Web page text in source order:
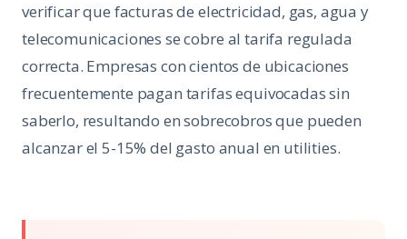
verificar que facturas de electricidad, gas, agua y
telecomunicaciones se cobre al tarifa regulada
correcta. Empresas con cientos de ubicaciones
frecuentemente pagan tarifas equivocadas sin
saberlo, resultando en sobrecobros que pueden
alcanzar el 5-15% del gasto anual en utilities.